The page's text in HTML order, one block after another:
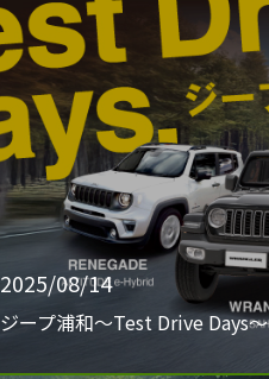
2025/08/14
ジープ浦和〜Test Drive Days〜